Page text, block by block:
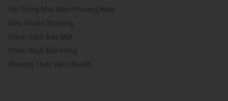
Hệ Thống Nhà Sách Phương Nam
Điều Khoản Sử Dụng
Chính Sách Bảo Mật
Chính Sách Bán Hàng
Phương Thức Vận Chuyển